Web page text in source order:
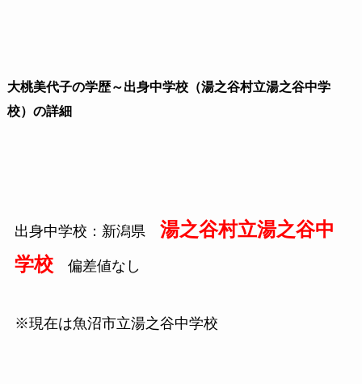
大桃美代子の学歴～出身中学校（湯之谷村立湯之谷中学
校）の詳細
出身中学校：新潟県 湯之谷村立湯之谷中
学校偏差値なし
※現在は魚沼市立湯之谷中学校